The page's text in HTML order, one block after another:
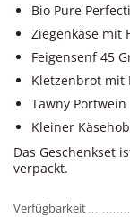
Bio Pure
Ziegenkäse mit
Feigensenf 45
Kletzenbrot mit
Tawny Portwein
Kleiner
Das Geschenkset
verpackt.
Verfügbarkeit